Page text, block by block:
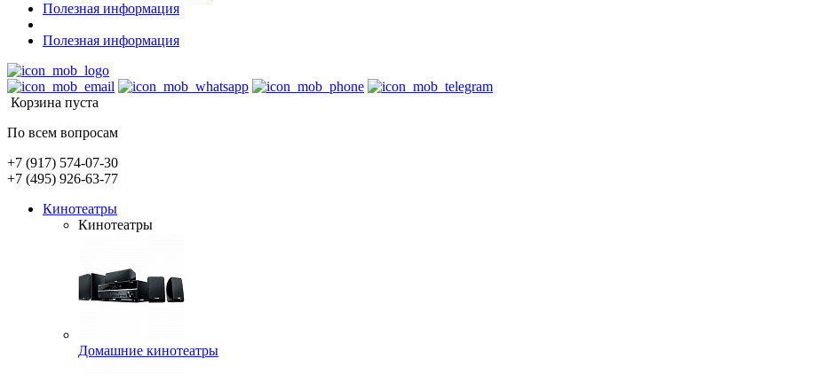
Полезная информация
Полезная информация
Корзина пуста
По всем вопросам
+7 (917) 574-07-30
+7 (495) 926-63-77
Кинотеатры
Кинотеатры
Домашние кинотеатры